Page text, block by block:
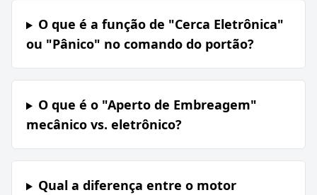
O que é a função de "Cerca Eletrônica"
ou "Pânico" no comando do portão?
O que é o "Aperto de Embreagem"
mecânico vs. eletrônico?
Qual a diferença entre o motor